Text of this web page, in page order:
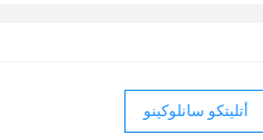
أتليتكو سانلوكينو